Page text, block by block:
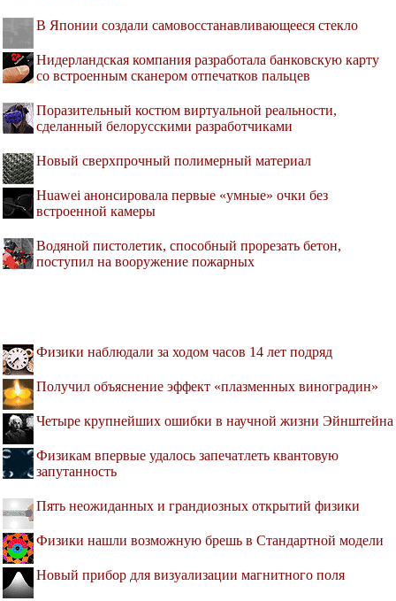
В Японии создали самовосстанавливающееся стекло
Нидерландская компания разработала банковскую карту
со встроенным сканером отпечатков пальцев
Поразительный костюм виртуальной реальности,
сделанный белорусскими разработчиками
Новый сверхпрочный полимерный материал
Huawei анонсировала первые «умные» очки без
встроенной камеры
Водяной пистолетик, способный прорезать бетон,
поступил на вооружение пожарных
Физики наблюдали за ходом часов 14 лет подряд
Получил объяснение эффект «плазменных виноградин»
Четыре крупнейших ошибки в научной жизни Эйнштейна
Физикам впервые удалось запечатлеть квантовую
запутанность
Пять неожиданных и грандиозных открытий физики
Физики нашли возможную брешь в Стандартной модели
Новый прибор для визуализации магнитного поля